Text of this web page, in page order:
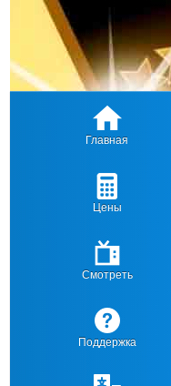
Главная
Цены
Смотреть
Поддержка